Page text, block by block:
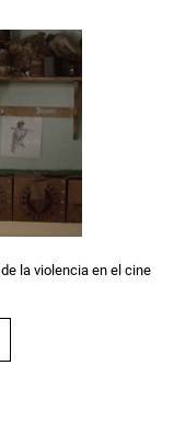
la violencia en el cine